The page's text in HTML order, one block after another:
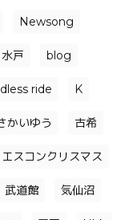
Newsong
水戸 blog
ride K
かいゆう 古希
エスコンクリスマス
武道館 気仙沼